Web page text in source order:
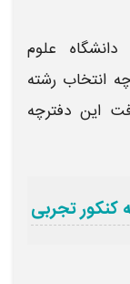
دانشگاه علوم
انتخاب رشته
این دفترچه
کنکور تجربی